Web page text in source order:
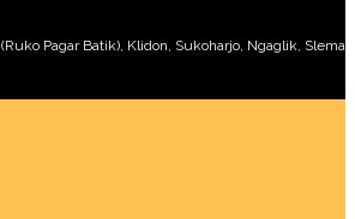
Pagar Batik), Klidon, Sukoharjo, Ngaglik,